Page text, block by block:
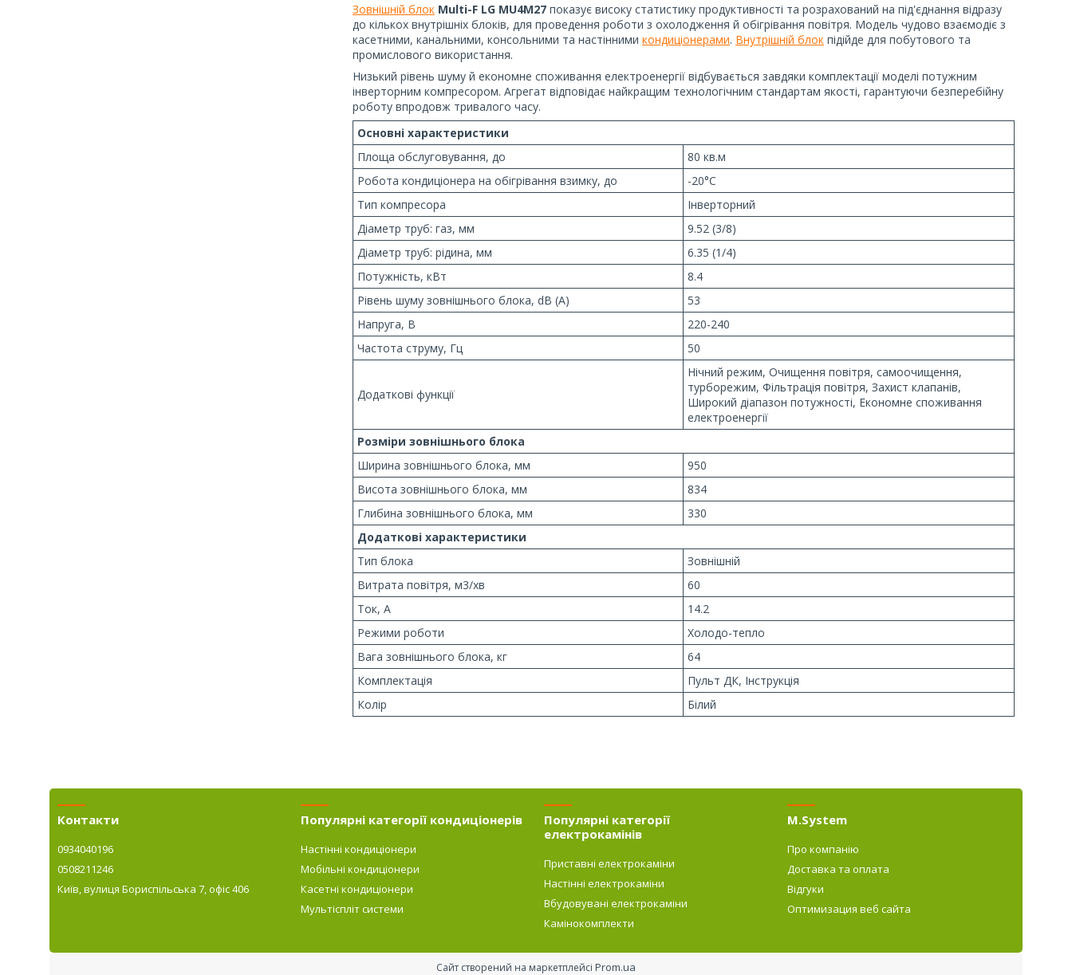
Зовнішній блок Multi-F LG MU4M27 показує високу статистику продуктивності та розрахований на під'єднання відразу
до кількох внутрішніх блоків, для проведення роботи з охолодження й обігрівання повітря. Модель чудово взаємодіє з
касетними, канальними, консольними та настінними кондиціонерами. Внутрішній блок підійде для побутового та
промислового використання.
Низький рівень шуму й економне споживання електроенергії відбувається завдяки комплектації моделі потужним
інверторним компресором. Агрегат відповідає найкращим технологічним стандартам якості, гарантуючи безперебійну
роботу впродовж тривалого часу.
Основні характеристики
Площа обслуговування, до
80 кв.м
Робота кондиціонера на обігрівання взимку, до
-20°С
Тип компресора
Інверторний
Діаметр труб: газ, мм
9.52 (3/8)
Діаметр труб: рідина, мм
6.35 (1/4)
Потужність, кВт
8.4
Рівень шуму зовнішнього блока, dB (A)
53
Напруга, В
220-240
Частота струму, Гц
50
Додаткові функції
Нічний режим, Очищення повітря, самоочищення,
турборежим, Фільтрація повітря, Захист клапанів,
Широкий діапазон потужності, Економне споживання
електроенергії
Розміри зовнішнього блока
Ширина зовнішнього блока, мм
950
Висота зовнішнього блока, мм
834
Глибина зовнішнього блока, мм
330
Додаткові характеристики
Тип блока
Зовнішній
Витрата повітря, м3/хв
60
Ток, А
14.2
Режими роботи
Холодо-тепло
Вага зовнішнього блока, кг
64
Комплектація
Пульт ДК, Інструкція
Колір
Білий
Контакти
0934040196
0508211246
Київ, вулиця Бориспільська 7, офіс 406
Популярні категорії кондиціонерів
Настінні кондиціонери
Мобільні кондиціонери
Касетні кондиціонери
Мультіспліт системи
Популярні категорії
електрокамінів
Приставні електрокаміни
Настінні електрокаміни
Вбудовувані електрокаміни
Камінокомплекти
M.System
Про компанію
Доставка та оплата
Відгуки
Оптимизация веб сайта
Сайт створений на маркетплейсі Prom.ua